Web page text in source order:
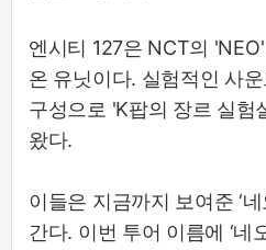
엔시티 127은 NCT의
온 유닛이다. 실험적인 사
구성으로 'K팝의 장르 실험
왔다.
이들은 지금까지 보여준 ‘
간다. 이번 투어 이름에 ‘네